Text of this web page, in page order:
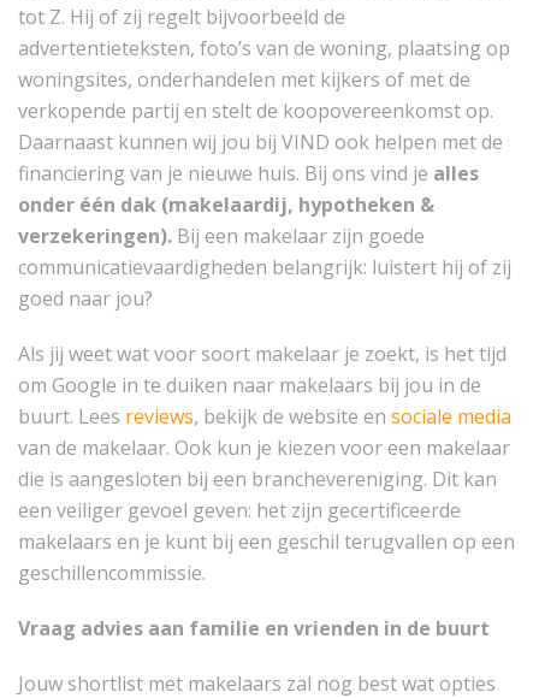
tot Z. Hij of zij regelt bijvoorbeeld de
advertentieteksten, foto’s van de woning, plaatsing op
woningsites, onderhandelen met kijkers of met de
verkopende partij en stelt de koopovereenkomst op.
Daarnaast kunnen wij jou bij VIND ook helpen met de
financiering van je nieuwe huis. Bij ons vind je alles
onder één dak (makelaardij, hypotheken &
verzekeringen). Bij een makelaar zijn goede
communicatievaardigheden belangrijk: luistert hij of zij
goed naar jou?
Als jij weet wat voor soort makelaar je zoekt, is het tijd
om Google in te duiken naar makelaars bij jou in de
buurt. Lees reviews, bekijk de website en sociale media
van de makelaar. Ook kun je kiezen voor een makelaar
die is aangesloten bij een branchevereniging. Dit kan
een veiliger gevoel geven: het zijn gecertificeerde
makelaars en je kunt bij een geschil terugvallen op een
geschillencommissie.
Vraag advies aan familie en vrienden in de buurt
Jouw shortlist met makelaars zal nog best wat opties